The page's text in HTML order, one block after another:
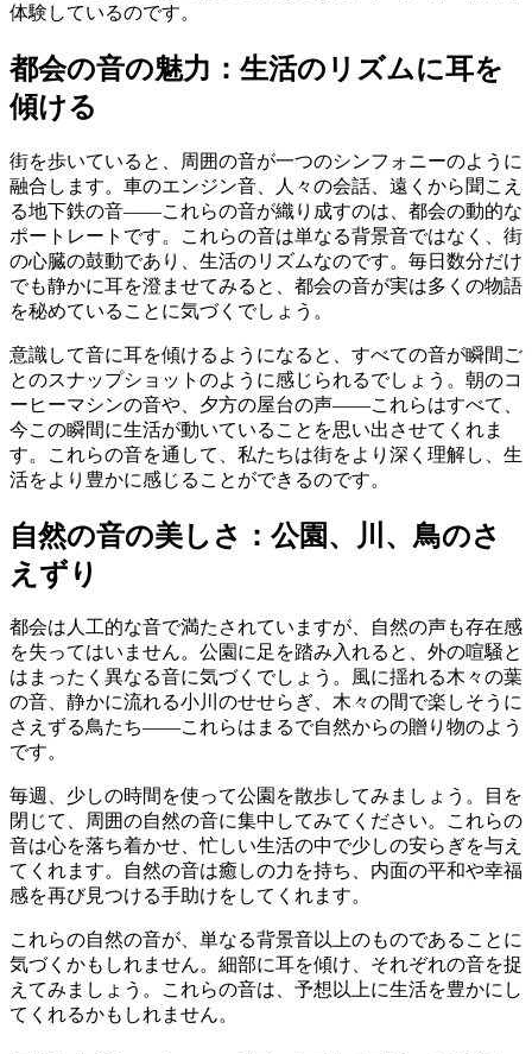
体験しているのです。
都会の音の魅力：生活のリズムに耳を
傾ける
街を歩いていると、周囲の音が一つのシンフォニーのように
融合します。車のエンジン音、人々の会話、遠くから聞こえ
る地下鉄の音——これらの音が織り成すのは、都会の動的な
ポートレートです。これらの音は単なる背景音ではなく、街
の心臓の鼓動であり、生活のリズムなのです。毎日数分だけ
でも静かに耳を澄ませてみると、都会の音が実は多くの物語
を秘めていることに気づくでしょう。
意識して音に耳を傾けるようになると、すべての音が瞬間ご
とのスナップショットのように感じられるでしょう。朝のコ
ーヒーマシンの音や、夕方の屋台の声——これらはすべて、
今この瞬間に生活が動いていることを思い出させてくれま
す。これらの音を通して、私たちは街をより深く理解し、生
活をより豊かに感じることができるのです。
自然の音の美しさ：公園、川、鳥のさ
えずり
都会は人工的な音で満たされていますが、自然の声も存在感
を失ってはいません。公園に足を踏み入れると、外の喧騒と
はまったく異なる音に気づくでしょう。風に揺れる木々の葉
の音、静かに流れる小川のせせらぎ、木々の間で楽しそうに
さえずる鳥たち——これらはまるで自然からの贈り物のよう
です。
毎週、少しの時間を使って公園を散歩してみましょう。目を
閉じて、周囲の自然の音に集中してみてください。これらの
音は心を落ち着かせ、忙しい生活の中で少しの安らぎを与え
てくれます。自然の音は癒しの力を持ち、内面の平和や幸福
感を再び見つける手助けをしてくれます。
これらの自然の音が、単なる背景音以上のものであることに
気づくかもしれません。細部に耳を傾け、それぞれの音を捉
えてみましょう。これらの音は、予想以上に生活を豊かにし
てくれるかもしれません。